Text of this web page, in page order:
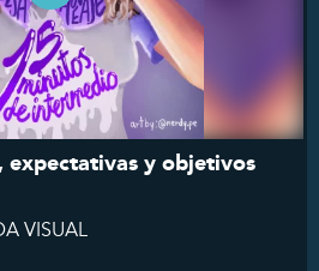
expectativas y objetivos
VISUAL